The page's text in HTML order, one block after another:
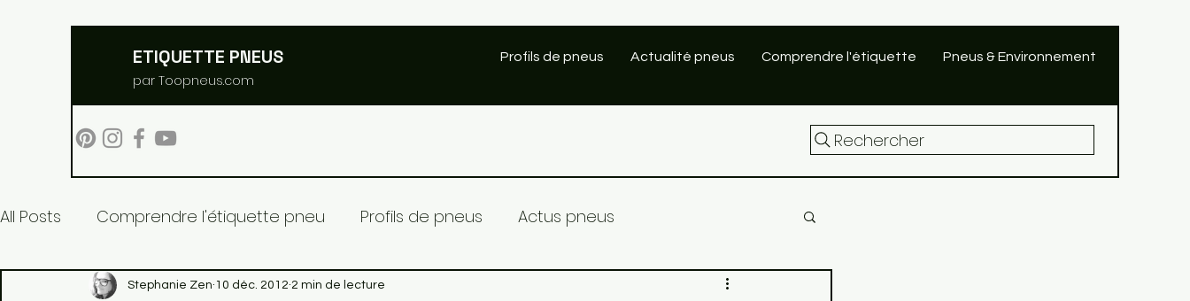
ETIQUETTE PNEUS
par Toopneus.com
Profils de pneus Actualité pneus Comprendre l'étiquette Pneus & Environnement
Rechercher
All Posts Comprendre l'étiquette pneu Profils de pneus Actus pneus
Pneus et environnement
Stephanie Zen 10 déc. 2012 2 min de lecture